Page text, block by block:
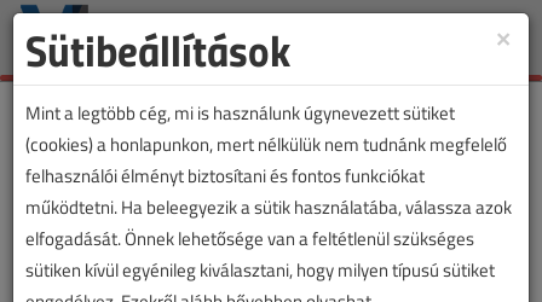
Toggle
VL cikkvásárlás
HMKE tervezése és használatbavételét
×
Sütibeállítások
Mint a legtöbb cég, mi is használunk úgynevezett sütiket
(cookies) a honlapunkon, mert nélkülük nem tudnánk megfelelő
felhasználói élményt biztosítani és fontos funkciókat
működtetni. Ha beleegyezik a sütik használatába, válassza azok
elfogadását. Önnek lehetősége van a feltétlenül szükséges
sütiken kívül egyénileg kiválasztani, hogy milyen típusú sütiket